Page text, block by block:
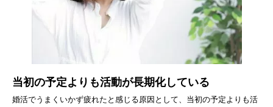
当初の予定よりも活動が長期化している
婚活でうまくいかず疲れたと感じる原因として、当初の予定よりも活